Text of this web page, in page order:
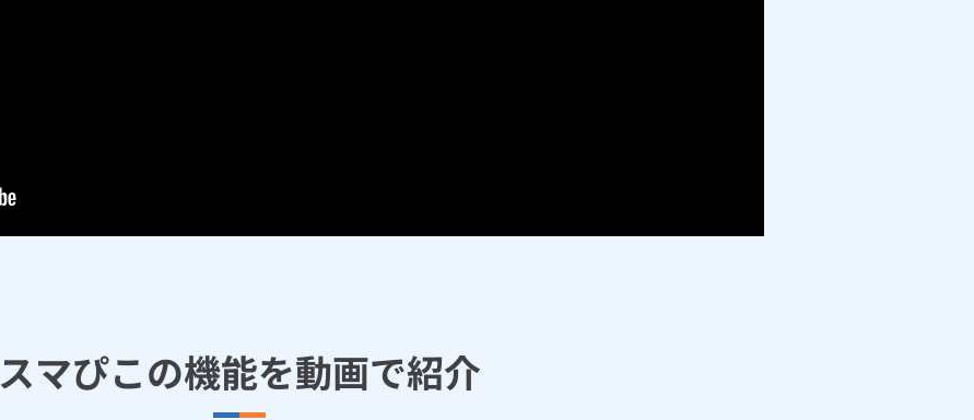
スマぴこの機能を動画で紹介